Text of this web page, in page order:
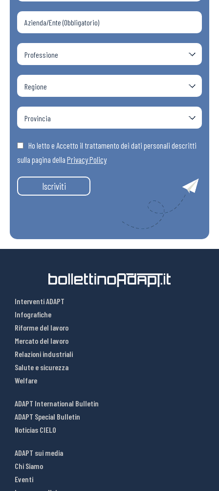
Ho letto e Accetto il trattamento dei dati personali descritti
sulla pagina della Privacy Policy
Iscriviti
Interventi ADAPT
Infografiche
Riforme del lavoro
Mercato del lavoro
Relazioni industriali
Salute e sicurezza
Welfare
ADAPT International Bulletin
ADAPT Special Bulletin
Noticias CIELO
ADAPT sui media
Chi Siamo
Eventi